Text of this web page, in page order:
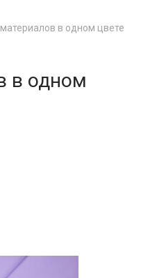
в одном цвете
в одном